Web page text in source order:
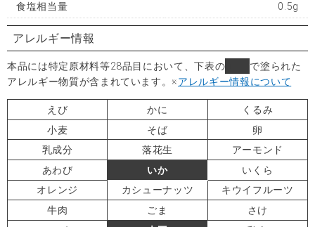
食塩相当量 0.5g
アレルギー情報
本品には特定原材料等28品目において、下表の
で塗られた
アレルギー物質が含まれています。※アレルギー情報について
えび かに
くるみ
小麦
そば
卵
乳成分
落花生
アーモンド
あわび
いか
いくら
オレンジ
カシューナッツ
キウイフルーツ
牛肉
ごま
さけ